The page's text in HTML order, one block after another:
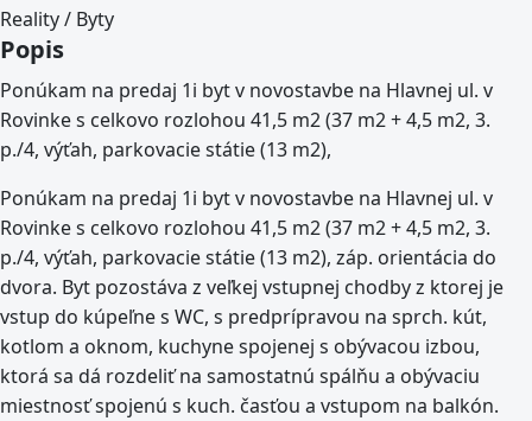
Reality / Byty
Popis
Ponúkam na predaj 1i byt v novostavbe na Hlavnej ul. v
Rovinke s celkovo rozlohou 41,5 m2 (37 m2 + 4,5 m2, 3.
p./4, výťah, parkovacie státie (13 m2),
Ponúkam na predaj 1i byt v novostavbe na Hlavnej ul. v
Rovinke s celkovo rozlohou 41,5 m2 (37 m2 + 4,5 m2, 3.
p./4, výťah, parkovacie státie (13 m2), záp. orientácia do
dvora. Byt pozostáva z veľkej vstupnej chodby z ktorej je
vstup do kúpeľne s WC, s predprípravou na sprch. kút,
kotlom a oknom, kuchyne spojenej s obývacou izbou,
ktorá sa dá rozdeliť na samostatnú spálňu a obývaciu
miestnosť spojenú s kuch. časťou a vstupom na balkón.